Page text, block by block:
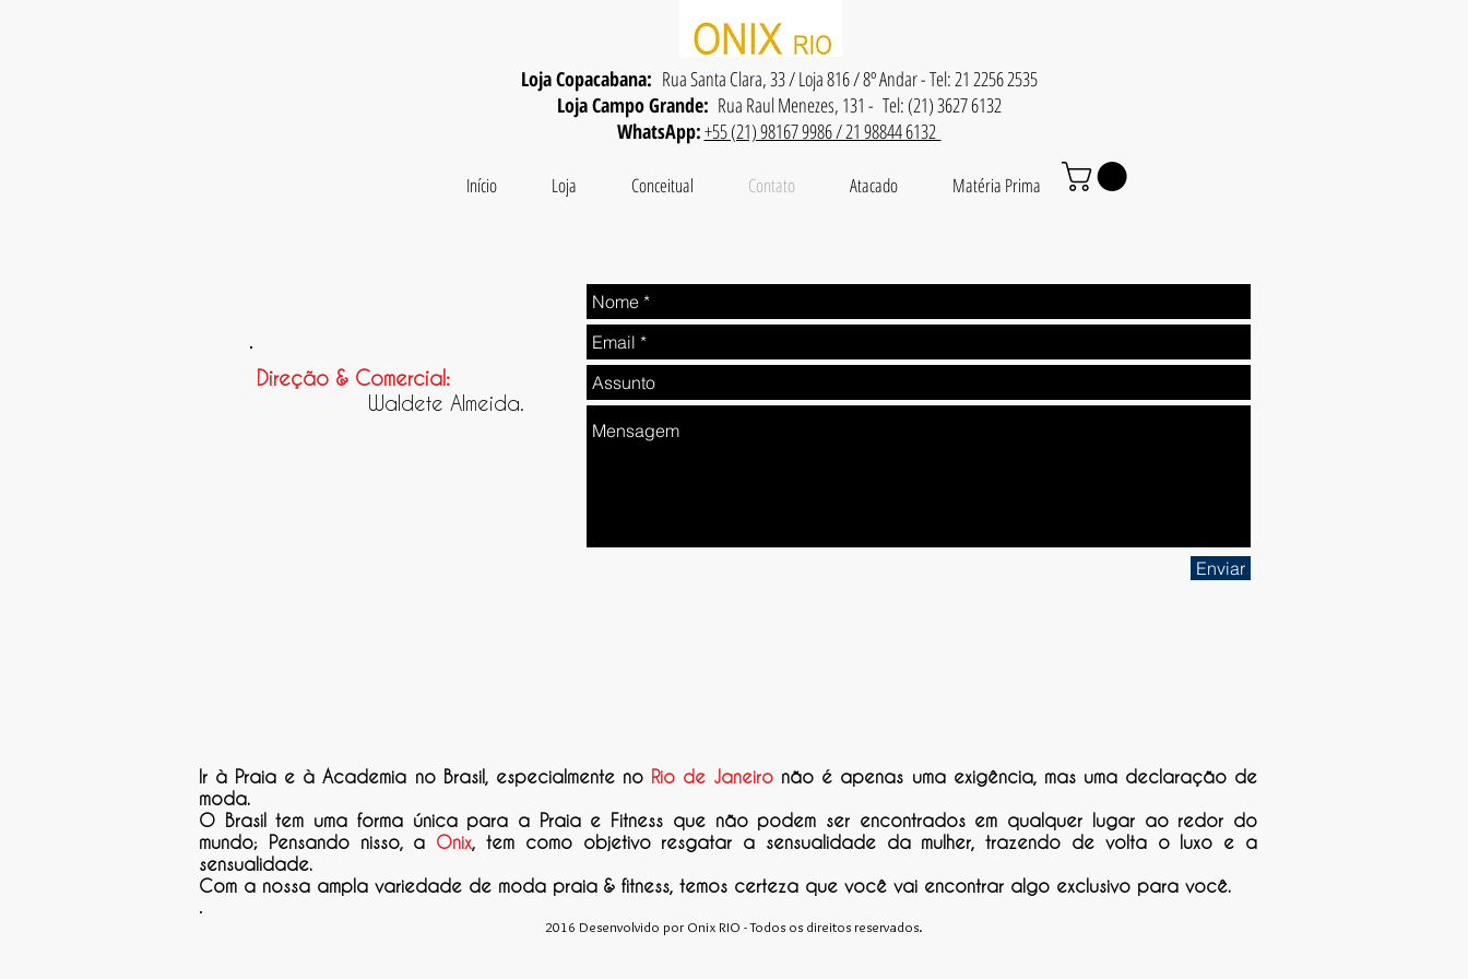
Loja Copacabana: Rua Santa Clara, 33 / Loja 816 / 8º Andar - Tel: 21 2256 2535
Loja Campo Grande: Rua Raul Menezes, 131 - Tel: (21) 3627 6132
WhatsApp:+55 (21) 98167 9986 / 21 98844 6132
Início Loja Conceitual Contato Atacado Matéria Prima
Direção & Comercial:
Waldete Almeida.
Enviar
Ir à Praia e à Academia no Brasil, especialmente noRio de Janeiro não é apenas uma exigência, mas uma declaração de
moda.
O Brasil tem uma forma única para a Praia e Fitness que não podem ser encontrados em qualquer lugar ao redor do
mundo; Pensando nisso, a Onix, tem como objetivo resgatar a sensualidade da mulher, trazendo de volta o luxo e a
sensualidade.
Com a nossa ampla variedade de moda praia & fitness, temos certeza que você vai encontrar algo exclusivo para você.
.
2016 Desenvolvido por Onix RIO - Todos os direitos reservados.